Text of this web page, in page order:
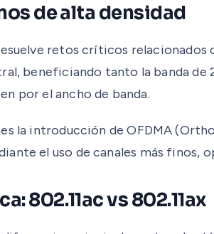
de alta densidad
retos críticos
beneficiando tanto la banda
por el ancho de banda.
la introducción de OFDMA
el uso de canales más
802.11ac vs 802.11ax